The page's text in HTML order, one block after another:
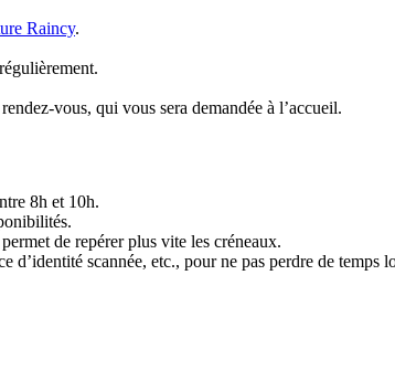
Raincy.
vous, qui vous sera demandée à l’accueil.
8h et 10h.
de repérer plus vite les créneaux.
d’identité scannée, etc., pour ne pas perdre de temps